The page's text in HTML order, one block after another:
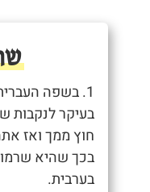
1. בשפה
בעיקר לנקבות
חוץ ממך ואז
בכך שהיא
בערבית.